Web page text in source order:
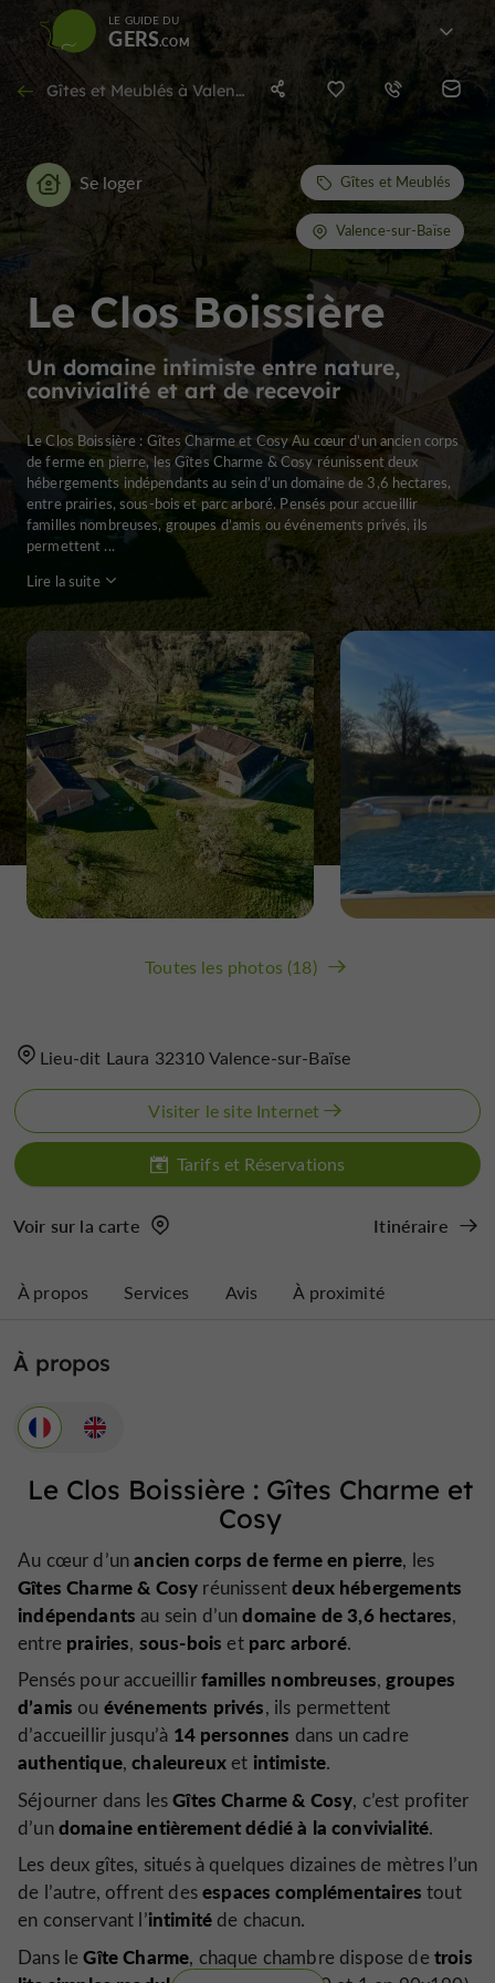
LE GUIDE DU
GERS
Gîtes et Meublés à Valence-sur-Baïse
Le Clos Boissière
Un domaine intimiste entre nature,
convivialité et art de recevoir
Se loger Gîtes et Meublés
Valence-sur-Baïse
Le Clos Boissière : Gîtes Charme et Cosy Au cœur d’un ancien corps
de ferme en pierre, les Gîtes Charme & Cosy réunissent deux
hébergements indépendants au sein d’un domaine de 3,6 hectares,
entre prairies, sous-bois et parc arboré. Pensés pour accueillir
familles nombreuses, groupes d’amis ou événements privés, ils
permettent ...
Lire la suite
Toutes les photos (18)
Lieu-dit Laura 32310 Valence-sur-Baïse
Visiter le site Internet
Tarifs et Réservations
Voir sur la carte Itinéraire
À propos Services Avis À proximité
À propos
Le Clos Boissière : Gîtes Charme et
Cosy
Au cœur d’unancien corps de ferme en pierre, les
Gîtes Charme & Cosy réunissentdeux hébergements
indépendants au sein d’undomaine de 3,6 hectares,
entre prairies, sous-bois et parc arboré.
Pensés pour accueillirfamilles nombreuses,groupes
d’amis ou événements privés, ils permettent
d’accueillir jusqu’à 14 personnes dans un cadre
authentique,chaleureuxet intimiste.
Séjourner dans lesGîtes Charme & Cosy, c’est profiter
d’undomaine entièrement dédié à la convivialité.
Les deux gîtes, situés à quelques dizaines de mètres l’un
de l’autre, offrent desespaces complémentaires tout
en conservant l’intimité de chacun.
Dans leGîte Charme, chaque chambre dispose detrois